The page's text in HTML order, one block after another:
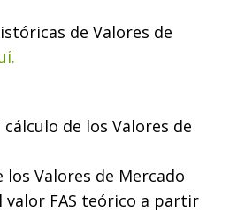
de Valores de
de los Valores de
Valores de Mercado
valor FAS teórico a partir